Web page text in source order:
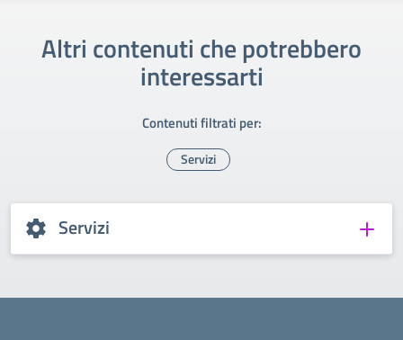
Altri contenuti che potrebbero
interessarti
Contenuti filtrati per:
Servizi
Servizi